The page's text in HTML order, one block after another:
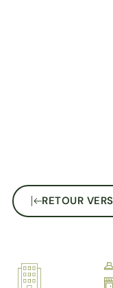
RETOUR